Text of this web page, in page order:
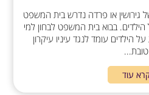
גירושין או פרדה נדרש בית המשפט
בבוא בית המשפט לבחון למי
הילדים עומד לנגד עיניו עיקרון
טובת...
עוד